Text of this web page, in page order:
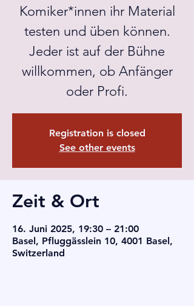
Komiker*innen ihr Material
testen und üben können.
Jeder ist auf der Bühne
willkommen, ob Anfänger
oder Profi.
Registration is closed
See other events
Zeit & Ort
16. Juni 2025, 19:30 – 21:00
Basel, Pfluggässlein 10, 4001 Basel,
Switzerland